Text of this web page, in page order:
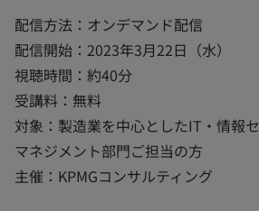
配信方法：オンデマンド配信
配信開始：2023年3月22日（水）
視聴時間：約40分
受講料：無料
対象：製造業を中心としたIT・情報
マネジメント部門ご担当の方
主催：KPMGコンサルティング